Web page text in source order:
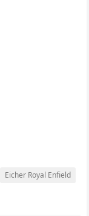
Eicher Royal Enfield